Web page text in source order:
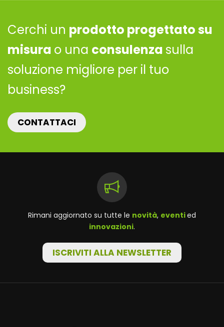
Cerchi un prodotto progettato su
misura o una consulenza sulla
soluzione migliore per il tuo
business?
CONTATTACI
Rimani aggiornato su tutte le novità, eventied
innovazioni.
ISCRIVITI ALLA NEWSLETTER